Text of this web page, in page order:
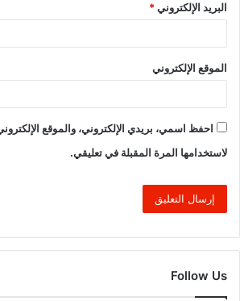
البريد الإلكتروني*
الموقع الإلكتروني
احفظ اسمي، بريدي الإلكتروني، والموقع
لاستخدامها المرة المقبلة في تعليقي.
Follow Us